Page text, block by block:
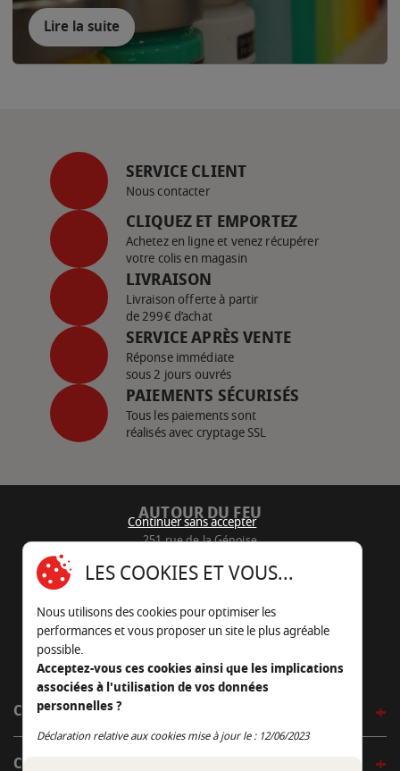
Lire la suite
SERVICE CLIENT
Nous contacter
CLIQUEZ ET EMPORTEZ
Achetez en ligne et venez récupérer
votre colis en magasin
LIVRAISON
Livraison offerte à partir
de 299€ d’achat
SERVICE APRÈS VENTE
Réponse immédiate
sous 2 jours ouvrés
PAIEMENTS SÉCURISÉS
Tous les paiements sont
réalisés avec cryptage SSL
AUTOUR DU FEU
251 rue de la Génoise
05 45 22 98 09
Nous envoyer un e-mail
CÔTÉ OUTDOOR
CÔTÉ INDOOR
Continuer sans accepter
LES COOKIES ET VOUS...
Nous utilisons des cookies pour optimiser les
performances et vous proposer un site le plus agréable
possible.
Acceptez-vous ces cookies ainsi que les implications
associées à l'utilisation de vos données
personnelles ?
Déclaration relative aux cookies mise à jour le : 12/06/2023
Continuer sans accepter